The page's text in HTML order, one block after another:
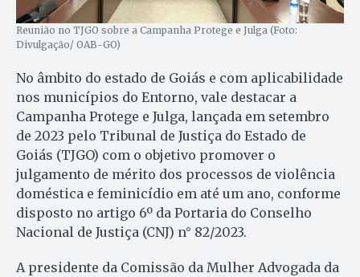
Reunião no TJGO sobre a Campanha Protege e Julga (Foto:
Divulgação/ OAB-GO)
No âmbito do estado de Goiás e com aplicabilidade
nos municípios do Entorno, vale destacar a
Campanha Protege e Julga, lançada em setembro
de 2023 pelo Tribunal de Justiça do Estado de
Goiás (TJGO) com o objetivo promover o
julgamento de mérito dos processos de violência
doméstica e feminicídio em até um ano, conforme
disposto no artigo 6º da Portaria do Conselho
Nacional de Justiça (CNJ) n° 82/2023.
A presidente da Comissão da Mulher Advogada da